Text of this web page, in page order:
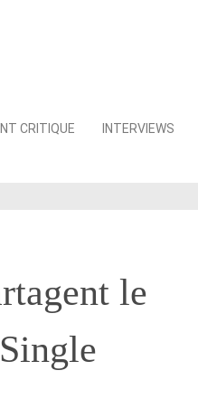
CRITIQUE INTERVIEWS
le